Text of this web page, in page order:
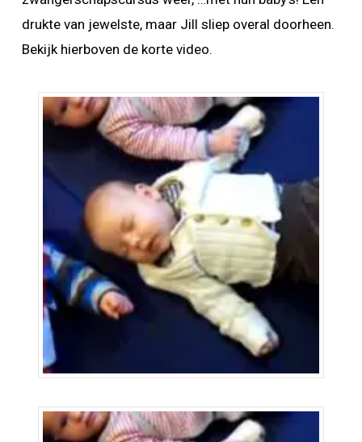
drukte van jewelste, maar Jill sliep overal doorheen.
Bekijk hierboven de korte video.